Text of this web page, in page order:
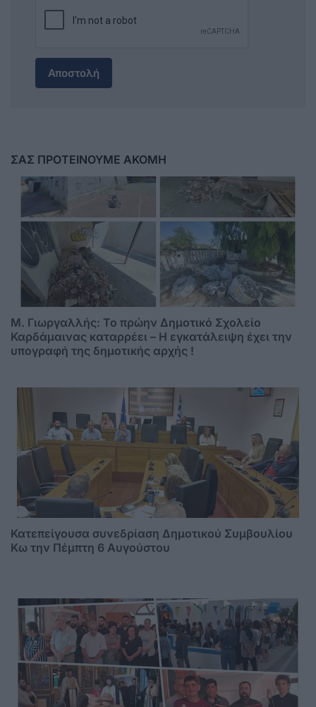
Αποστολή
ΣΑΣ ΠΡΟΤΕΙΝΟΥΜΕ ΑΚΟΜΗ
M. Γιωργαλλής: Το πρώην Δημοτικό Σχολείο
Καρδάμαινας καταρρέει – Η εγκατάλειψη έχει την
υπογραφή της δημοτικής αρχής !
Κατεπείγουσα συνεδρίαση Δημοτικού Συμβουλίου
Κω την Πέμπτη 6 Αυγούστου